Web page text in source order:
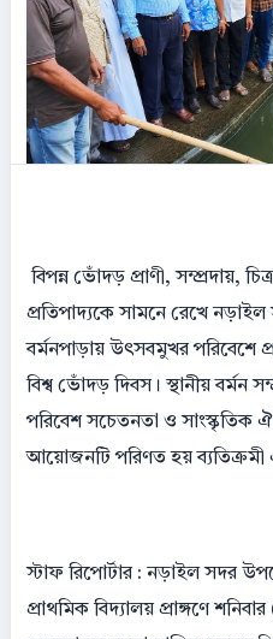
বিপন্ন ভোঁদড় প্রাণী, সম্প্রদায়,
প্রতিপাদ্যকে সামনে রেখে
বর্মনপাড়ায় উৎসবমুখর পরিবেশে
বিশ্ব ভোঁদড় দিবস। স্থানীয় বর্মন
পরিবেশ সচেতনতা ও সাংস্কৃতিক
আয়োজনটি পরিণত হয় ব্যতিক্রমী
স্টাফ রিপোর্টার : নড়াইল সদর
প্রাথমিক বিদ্যালয় প্রাঙ্গণে